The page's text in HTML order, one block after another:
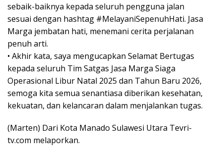
sebaik-baiknya kepada seluruh pengguna jalan
sesuai dengan hashtag #MelayaniSepenuhHati. Jasa
Marga jembatan hati, menemani cerita perjalanan
penuh arti.
• Akhir kata, saya mengucapkan Selamat Bertugas
kepada seluruh Tim Satgas Jasa Marga Siaga
Operasional Libur Natal 2025 dan Tahun Baru 2026,
semoga kita semua senantiasa diberikan kesehatan,
kekuatan, dan kelancaran dalam menjalankan tugas.
(Marten) Dari Kota Manado Sulawesi Utara Tevri-
tv.com melaporkan.